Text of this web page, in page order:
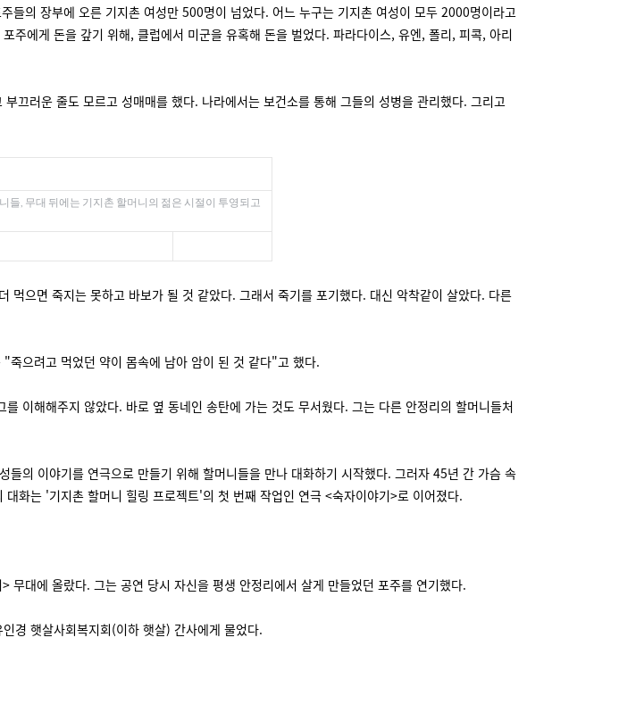
의 장부에 오른 기지촌 여성만 500명이 넘었다. 어느 누구는 기지촌 여성이 모두 2000명이라고
에게 돈을 갚기 위해, 클럽에서 미군을 유혹해 돈을 벌었다. 파라다이스, 유엔, 폴리, 피콕, 아리
끄러운 줄도 모르고 성매매를 했다. 나라에서는 보건소를 통해 그들의 성병을 관리했다. 그리고
들, 무대 뒤에는 기지촌 할머니의 젊은 시절이 투영되고
으면 죽지는 못하고 바보가 될 것 같았다. 그래서 죽기를 포기했다. 대신 악착같이 살았다. 다른
으려고 먹었던 약이 몸속에 남아 암이 된 것 같다"고 했다.
이해해주지 않았다. 바로 옆 동네인 송탄에 가는 것도 무서웠다. 그는 다른 안정리의 할머니들처
의 이야기를 연극으로 만들기 위해 할머니들을 만나 대화하기 시작했다. 그러자 45년 간 가슴 속
화는 '기지촌 할머니 힐링 프로젝트'의 첫 번째 작업인 연극 <숙자이야기>로 이어졌다.
대에 올랐다. 그는 공연 당시 자신을 평생 안정리에서 살게 만들었던 포주를 연기했다.
경 햇살사회복지회(이하 햇살) 간사에게 물었다.